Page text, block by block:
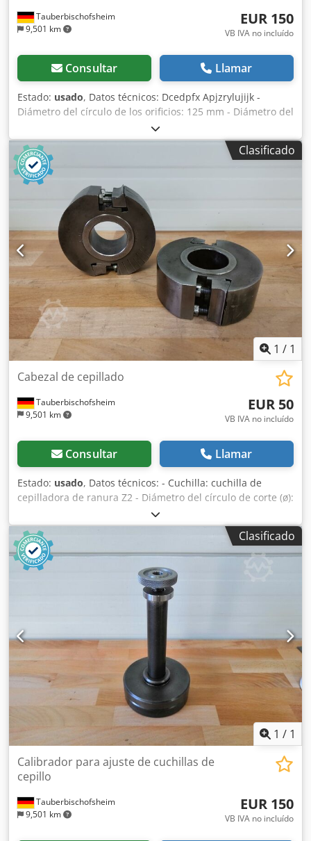
Tauberbischofsheim
9,501 km
EUR 150
VB IVA no incluído
Consultar Llamar
Estado: usado, Datos técnicos: Dcedpfx Apjzrylujijk -
Diámetro del círculo de los orificios: 125 mm - Diámetro del
orificio: 35 mm - Longitud: 180 mm - Material: Acero
Clasificado
1 / 1
Tauberbischofsheim
9,501 km
Cabezal de cepillado
EUR 50
VB IVA no incluído
Consultar Llamar
Estado: usado, Datos técnicos: - Cuchilla: cuchilla de
cepilladora de ranura Z2 - Diámetro del círculo de corte (ø):
130 mm Dcedozrylbspfx Apijk - Orificio: 50 mm - Longitud:
50 mm - Material: acero - Disponibilidad: 2
Clasificado
1 / 1
Tauberbischofsheim
9,501 km
Calibrador para ajuste de cuchillas de
cepillo
EUR 150
VB IVA no incluído